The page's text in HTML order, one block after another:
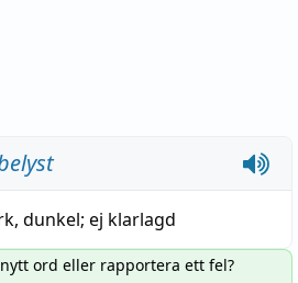
, dunkel; ej klarlagd
ord eller rapportera ett fel?